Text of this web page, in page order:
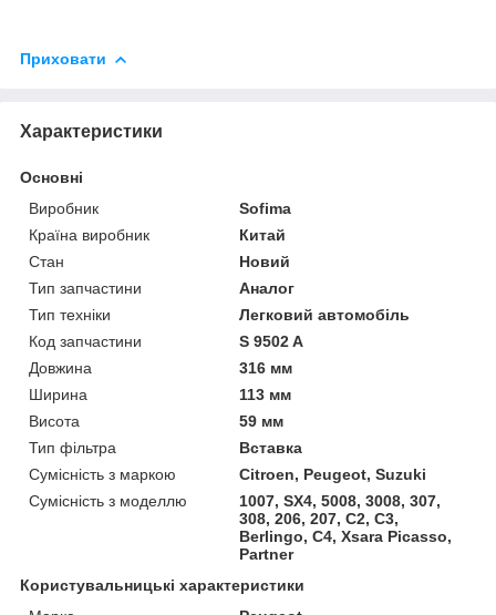
Приховати
Характеристики
Основні
Виробник
Sofima
Країна виробник
Китай
Стан
Новий
Тип запчастини
Аналог
Тип техніки
Легковий автомобіль
Код запчастини
S 9502 A
Довжина
316 мм
Ширина
113 мм
Висота
59 мм
Тип фільтра
Вставка
Сумісність з маркою
Citroen, Peugeot, Suzuki
Сумісність з моделлю
1007, SX4, 5008, 3008, 307,
308, 206, 207, C2, C3,
Berlingo, C4, Xsara Picasso,
Partner
Користувальницькі характеристики